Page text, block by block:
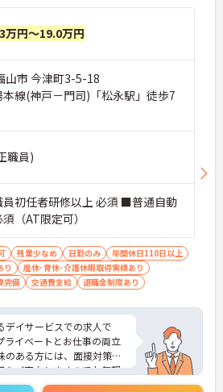
万円～19.0万円
山市 今津町3-5-18
本線(神戸－門司)「松永駅」徒歩7
職員)
初任者研修以上 必須 ■普通自動
（AT限定可）
残業少なめ 日勤のみ
年間休日110日以上
り
産休･育休･介護休暇取得実績あり
完備 交通費支給 退職金制度あり
デイサービスでの求人で
ライベートとお仕事の両立
のある方には、面接対策ポ
をご案内しますのでお気軽